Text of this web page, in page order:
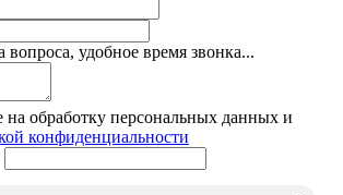
вопроса, удобное время звонка...
на обработку персональных данных и
конфиденциальности